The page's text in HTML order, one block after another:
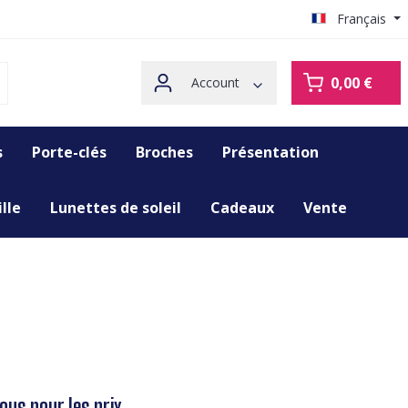
Français
Account 0,00 €
Porte-clés Broches Présentation
Lunettes de soleil Cadeaux Vente